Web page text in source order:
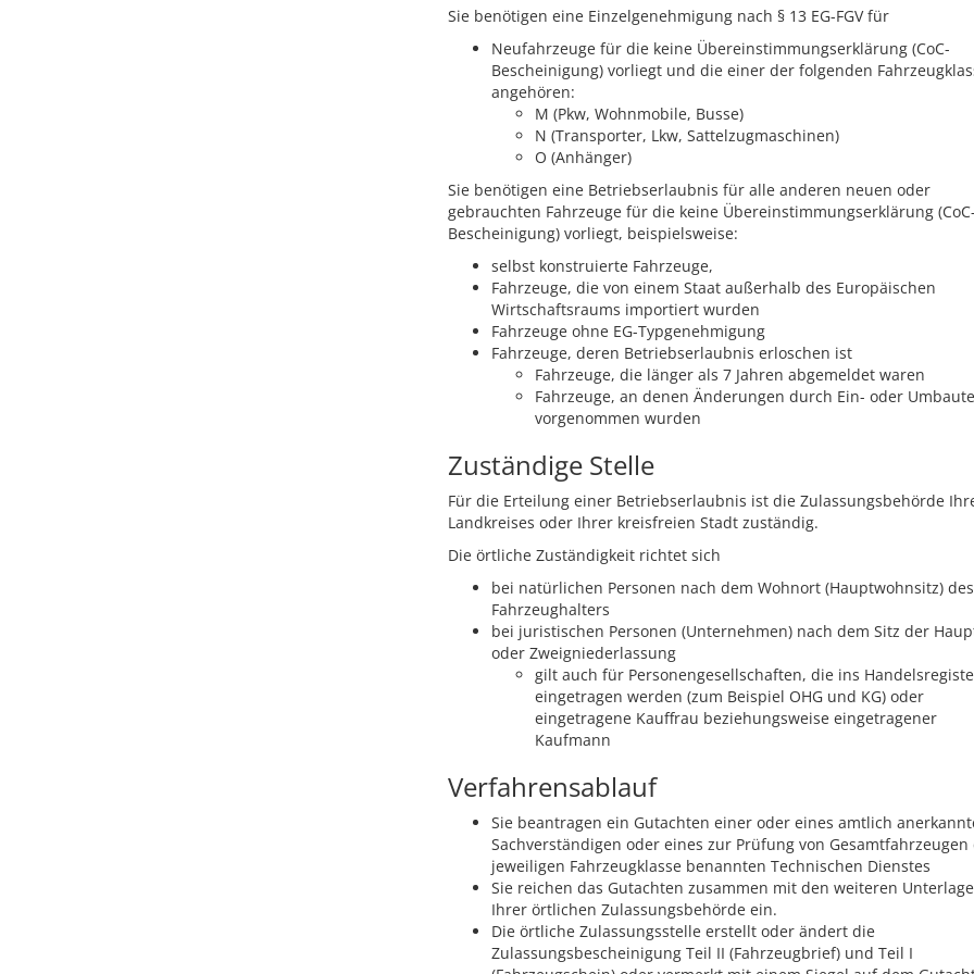
Sie benötigen eine Einzelgenehmigung nach § 13 EG-FGV für
Neufahrzeuge für die keine Übereinstimmungserklärung (CoC-
Bescheinigung) vorliegt und die einer der folgenden
angehören:
M (Pkw, Wohnmobile, Busse)
N (Transporter, Lkw, Sattelzugmaschinen)
O (Anhänger)
Sie benötigen eine Betriebserlaubnis für alle anderen neuen oder
gebrauchten Fahrzeuge für die keine Übereinstimmungserklärung (CoC-
Bescheinigung) vorliegt, beispielsweise:
selbst konstruierte Fahrzeuge,
Fahrzeuge, die von einem Staat außerhalb des Europäischen
Wirtschaftsraums importiert wurden
Fahrzeuge ohne EG-Typgenehmigung
Fahrzeuge, deren Betriebserlaubnis erloschen ist
Fahrzeuge, die länger als 7 Jahren abgemeldet waren
Fahrzeuge, an denen Änderungen durch Ein- oder
vorgenommen wurden
Zuständige Stelle
Für die Erteilung einer Betriebserlaubnis ist die Zulassungsbehörde
Landkreises oder Ihrer kreisfreien Stadt zuständig.
Die örtliche Zuständigkeit richtet sich
bei natürlichen Personen nach dem Wohnort (Hauptwohnsitz) des
Fahrzeughalters
bei juristischen Personen (Unternehmen) nach dem Sitz der
oder Zweigniederlassung
gilt auch für Personengesellschaften, die ins
eingetragen werden (zum Beispiel OHG und KG) oder
eingetragene Kauffrau beziehungsweise eingetragener
Kaufmann
Verfahrensablauf
Sie beantragen ein Gutachten einer oder eines amtlich
Sachverständigen oder eines zur Prüfung von Gesamtfahrzeugen
jeweiligen Fahrzeugklasse benannten Technischen Dienstes
Sie reichen das Gutachten zusammen mit den weiteren
Ihrer örtlichen Zulassungsbehörde ein.
Die örtliche Zulassungsstelle erstellt oder ändert die
Zulassungsbescheinigung Teil II (Fahrzeugbrief) und Teil I